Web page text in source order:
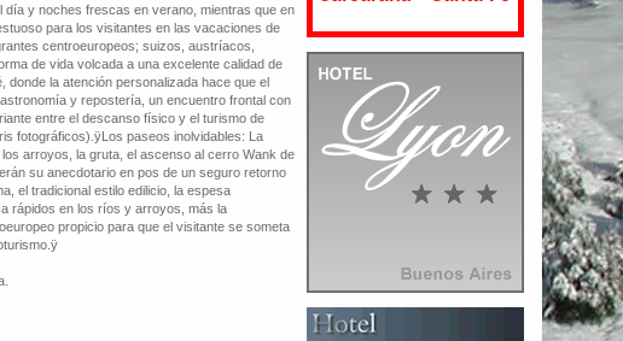
y noches frescas en verano, mientras que en
para los visitantes en las vacaciones de
centroeuropeos; suizos, austríacos,
de vida volcada a una excelente calidad de
la atención personalizada hace que el
y repostería, un encuentro frontal con
entre el descanso físico y el turismo de
fotográficos).ÿLos paseos inolvidables: La
arroyos, la gruta, el ascenso al cerro Wank de
su anecdotario en pos de un seguro retorno
el tradicional estilo edilicio, la espesa
rápidos en los ríos y arroyos, más la
propicio para que el visitante se someta